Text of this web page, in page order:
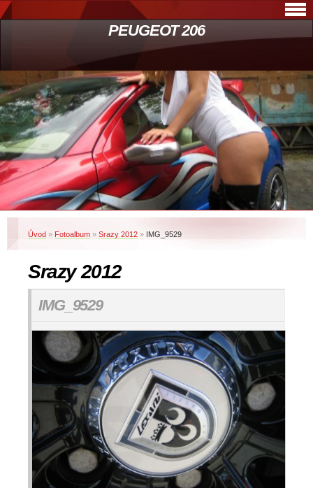
PEUGEOT 206
Úvod » Fotoalbum » Srazy 2012 » IMG_9529
Srazy 2012
IMG_9529